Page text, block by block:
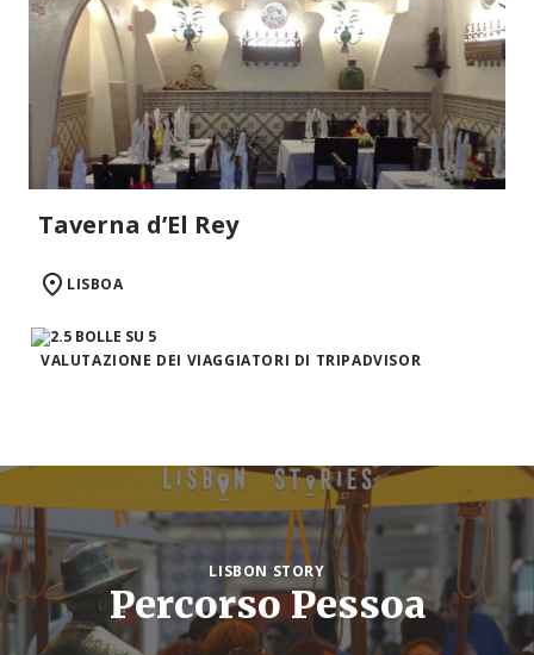
Taverna d’El Rey
LISBOA
VALUTAZIONE DEI VIAGGIATORI DI TRIPADVISOR
LISBON STORY
Percorso Pessoa